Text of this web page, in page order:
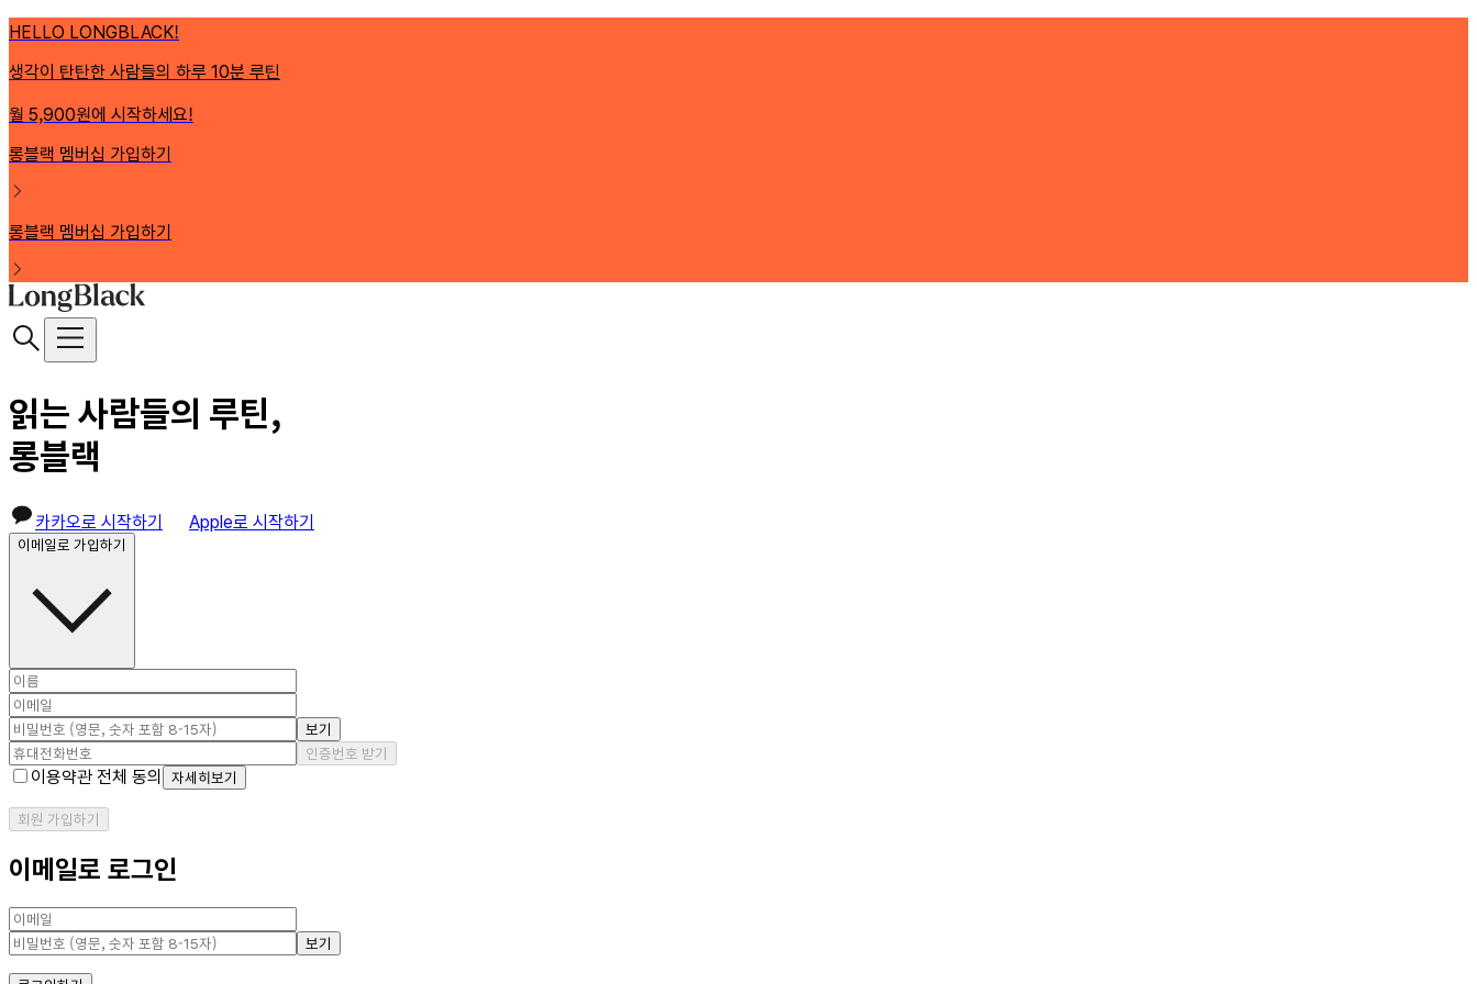
HELLO LONGBLACK!
생각이 탄탄한 사람들의 하루 10분 루틴
월 5,900원에 시작하세요!
롱블랙 멤버십 가입하기
롱블랙 멤버십 가입하기
읽는 사람들의 루틴,
롱블랙
카카오로 시작하기 Apple로 시작하기
이메일로 가입하기
보기
인증번호 받기
이용약관 전체 동의 자세히보기
회원 가입하기
이메일로 로그인
보기